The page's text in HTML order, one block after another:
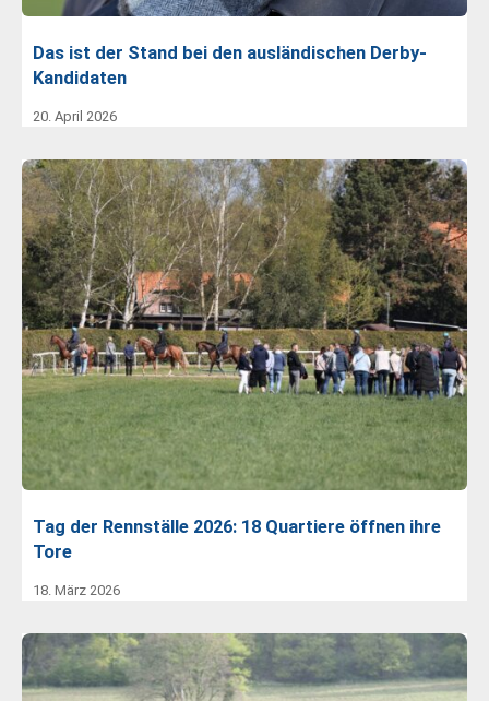
Das ist der Stand bei den ausländischen Derby-
Kandidaten
20. April 2026
Tag der Rennställe 2026: 18 Quartiere öffnen ihre
Tore
18. März 2026